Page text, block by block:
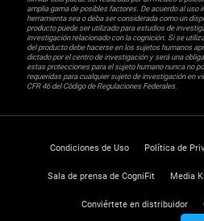
amplia gama de posibles factores. De acuerdo al uso
herramienta sea o deba ser considerada como un
producto puede ser utilizado para estudios de
investigación relacionado con la cognición. Si se
del producto debe hacerse en los sujetos humanos
dictado por el centro de investigación y será una
estas protecciones para el sujeto humano nunca no
requeridas para cualquier sujeto de investigación en
CFR 46 del Código de Regulaciones Federales.
Condiciones de Uso Política de
Sala de prensa de CogniFit Media
Conviértete en distribuidor